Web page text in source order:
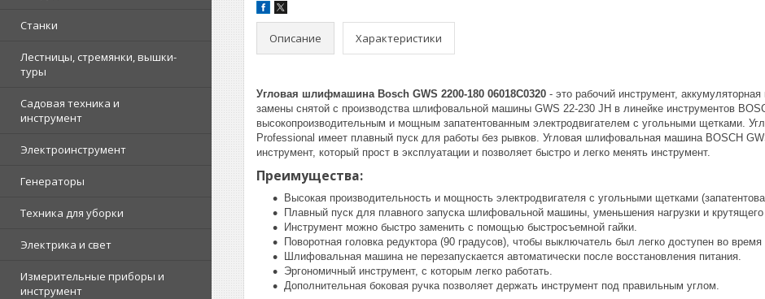
Станки
Лестницы, стремянки, вышки-
туры
Садовая техника и
инструмент
Электроинструмент
Генераторы
Техника для уборки
Электрика и свет
Измерительные приборы и
инструмент
Описание Характеристики
Угловая шлифмашина Bosch GWS 2200-180 06018C0320 - это рабочий инструмент,
замены снятой с производства шлифовальной машины GWS 22-230 JH в линейке инструментов
высокопроизводительным и мощным запатентованным электродвигателем с угольными щетками.
Professional имеет плавный пуск для работы без рывков. Угловая шлифовальная машина BOSCH
инструмент, который прост в эксплуатации и позволяет быстро и легко менять инструмент.
Преимущества:
Высокая производительность и мощность электродвигателя с угольными щетками
Плавный пуск для плавного запуска шлифовальной машины, уменьшения нагрузки и
Инструмент можно быстро заменить с помощью быстросъемной гайки.
Поворотная головка редуктора (90 градусов), чтобы выключатель был легко доступен во время
Шлифовальная машина не перезапускается автоматически после восстановления питания.
Эргономичный инструмент, с которым легко работать.
Дополнительная боковая ручка позволяет держать инструмент под правильным углом.